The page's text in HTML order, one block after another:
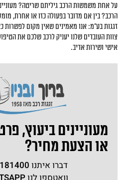
על אחת משמשות הרכב גיליתם שריטה?
הרכב? בין אם מדובר בפעולה כזו או אחרת,
זגגות בע"מ: אנו מאמינים שאין מקום לפשרות
צוות העובדים שלנו יעניק לרכב שלכם את
אישי ושירות אדיב.
מעוניינים ביעוץ,
או הצעת מחיר?
דברו איתנו